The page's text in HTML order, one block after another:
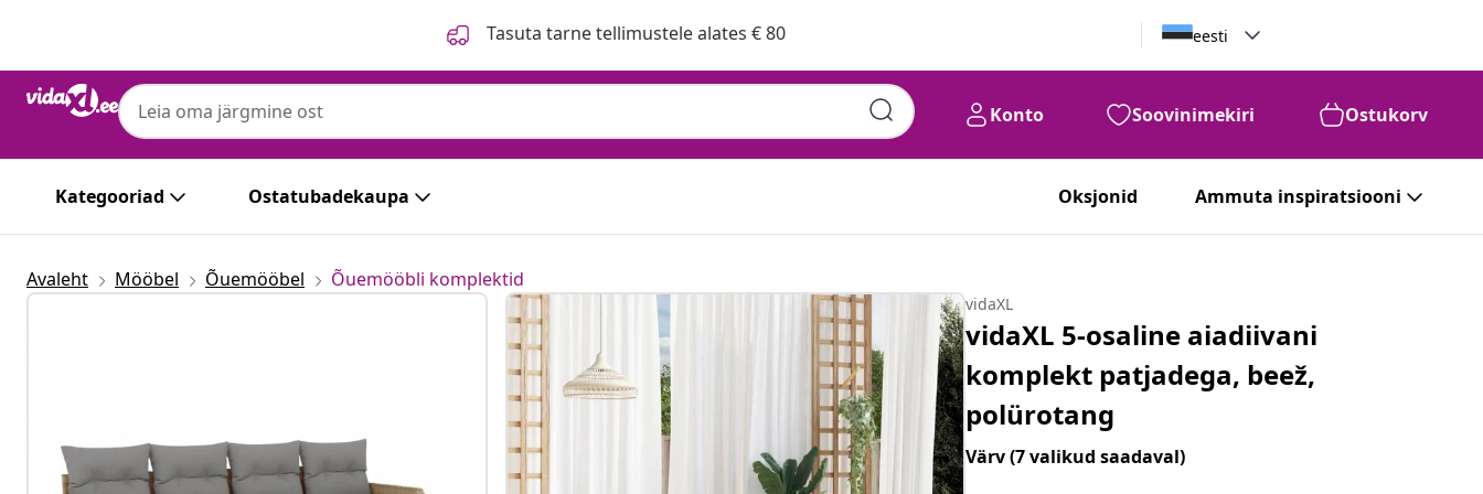
Tasuta tarne tellimustele alates € 80 eesti
Konto Soovinimekiri Ostukorv
Kategooriad Ostatubadekaupa Oksjonid Ammuta inspiratsiooni
Avaleht Mööbel Õuemööbel Õuemööbli komplektid
vidaXL
vidaXL 5-osaline aiadiivani
komplekt patjadega, beež,
polürotang
Värv(7 valikud saadaval)